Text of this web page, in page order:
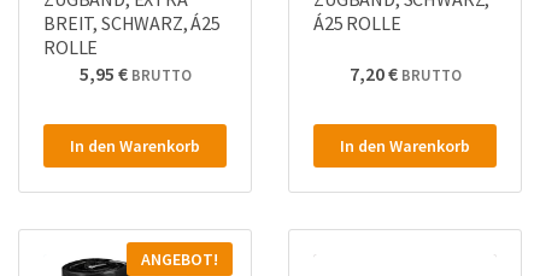
BREIT, SCHWARZ, Á25
ROLLE
5,95 € BRUTTO
In den Warenkorb
Á25 ROLLE
7,20€ BRUTTO
In den Warenkorb
ANGEBOT!